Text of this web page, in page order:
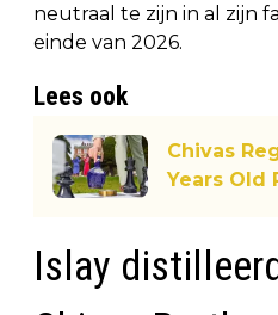
neutraal te zijn in al zijn
einde van 2026.
Lees ook
Chivas
Years Old
Islay